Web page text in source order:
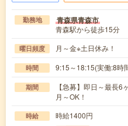
勤務地 青森県青森市
青森駅から徒歩15分
曜日頻度 月～金※土日休み！
時間 9:15～18:15(実働:8
期間
【急募】即日～最長
月～OK！
時給 時給1400円